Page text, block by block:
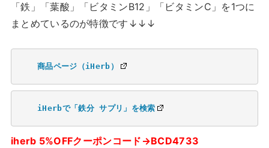
「鉄」「葉酸」「ビタミンB12」「ビタミンC」を1つに
まとめているのが特徴です↓↓↓
商品ページ（iHerb）
iHerbで「鉄分 サプリ」を検索
iherb 5%OFFクーポンコード→BCD4733